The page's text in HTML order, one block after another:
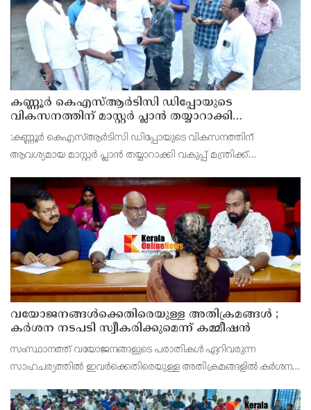
കണ്ണൂർ കെഎസ്ആർടിസി ഡിപ്പോയുടെ
വികസനത്തിന് മാസ്റ്റർ പ്ലാൻ തയ്യാറാക്കി
സമർപ്പിക്കും : ടി ഒ മോഹനൻ എം എൽ എ
:കണ്ണൂർ കെഎസ്ആർടിസി ഡിപ്പോയുടെ വികസനത്തിന്
ആവശ്യമായ മാസ്റ്റർ പ്ലാൻ തയ്യാറാക്കി വകുപ്പ് മന്ത്രിക്ക്
ഡിപ്പോയ്ക്ക് നാല് ഏക്കറിൽ അധികം വരുന്ന സ്ഥലമുണ്ട്
വയോജനങ്ങൾക്കെതിരെയുള്ള അതിക്രമങ്ങൾ ;
കർശന നടപടി സ്വീകരിക്കുമെന്ന് കമ്മീഷൻ
സംസ്ഥാനത്ത് വയോജനങ്ങളുടെ പരാതികൾ ഏറിവരുന്ന
സാഹചര്യത്തിൽ ഇവർക്കെതിരെയുള്ള അതിക്രമങ്ങളിൽ കർശന
കെ. സോമപ്രസാദ്.